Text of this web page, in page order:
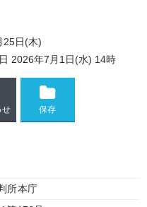
25日(木)
2026年7月1日(水) 14時
せ
所本庁